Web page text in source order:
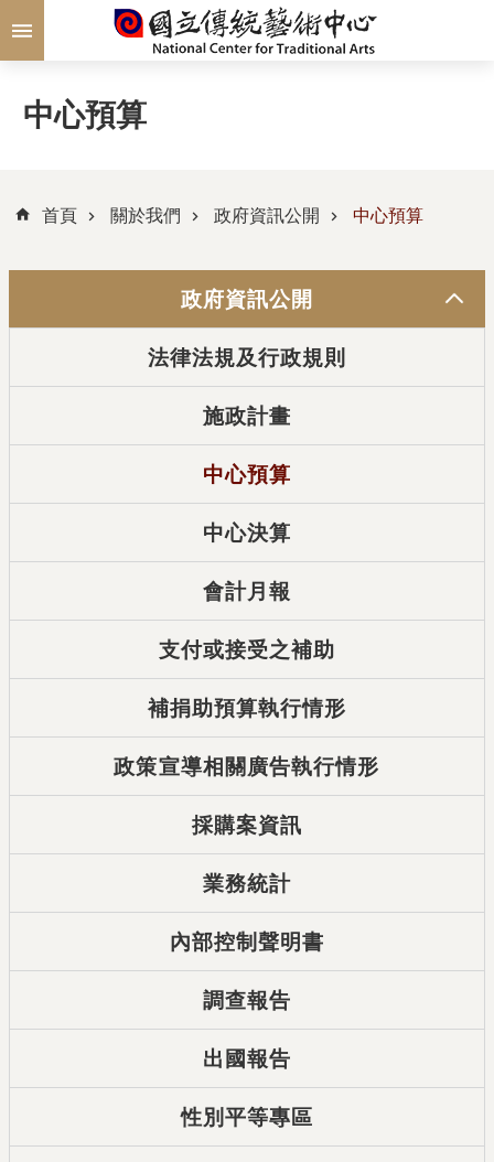
跳到主要內容區塊
中心預算
首頁 關於我們 政府資訊公開 中心預算
政府資訊公開
法律法規及行政規則
施政計畫
中心預算
中心決算
會計月報
支付或接受之補助
補捐助預算執行情形
政策宣導相關廣告執行情形
採購案資訊
業務統計
內部控制聲明書
調查報告
出國報告
性別平等專區